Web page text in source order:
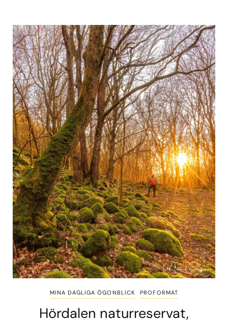
MINA DAGLIGA ÖGONBLICK PROFORMAT
Hördalen naturreservat,